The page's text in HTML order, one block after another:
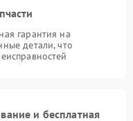
гарантия на
детали, что
и бесплатная